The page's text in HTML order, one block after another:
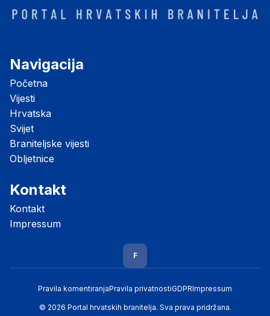
Navigacija
Početna
Vijesti
Hrvatska
Svijet
Braniteljske vijesti
Obljetnice
Kontakt
Kontakt
Impressum
F
Pravila komentiranjaPravila privatnostiGDPRImpressum
© 2026 Portal hrvatskih branitelja. Sva prava pridržana.